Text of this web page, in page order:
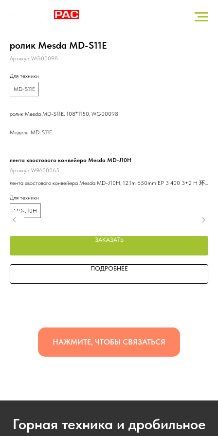
ролик Mesda MD-S11E
Артикул: WG00098
Для техники
MD-S11E
ролик Mesda MD-S11E, 108*1150, WG00098
Модель: MD-S11E
лента хвостового конвейера Mesda MD-J10H
Артикул: W9A00065
лента хвостового конвейера Mesda MD-J10H, 12.1m 650mm EP 3 400 3+2 H 环
Для техники
MD-J10H
ЗАКАЗАТЬ
ПОДРОБНЕЕ
НАЖМИТЕ, ЧТОБЫ СВЯЗАТЬСЯ
Горная техника и дробильное